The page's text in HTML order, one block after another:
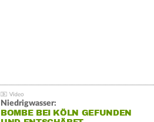
Niedrigwasser:
BOMBE BEI KÖLN GEFUNDEN